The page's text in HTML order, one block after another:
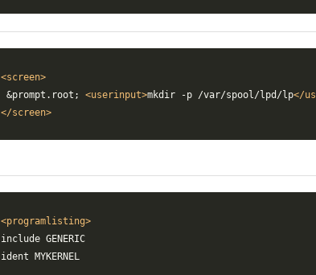
<screen>
&prompt.root;
<userinput>mkdir -p /var/spool/lpd/lp</
</screen>
<programlisting>
include GENERIC
ident MYKERNEL